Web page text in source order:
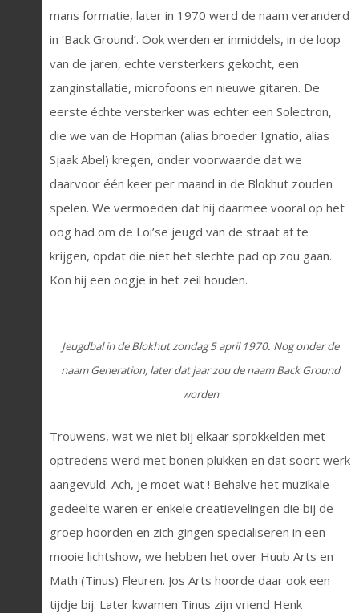
mans formatie, later in 1970 werd de naam veranderd
in ‘Back Ground’. Ook werden er inmiddels, in de loop
van de jaren, echte versterkers gekocht, een
zanginstallatie, microfoons en nieuwe gitaren. De
eerste échte versterker was echter een Solectron,
die we van de Hopman (alias broeder Ignatio, alias
Sjaak Abel) kregen, onder voorwaarde dat we
daarvoor één keer per maand in de Blokhut zouden
spelen. We vermoeden dat hij daarmee vooral op het
oog had om de Loi’se jeugd van de straat af te
krijgen, opdat die niet het slechte pad op zou gaan.
Kon hij een oogje in het zeil houden.
Jeugdbal in de Blokhut zondag 5 april 1970. Nog onder de
naam Generation, later dat jaar zou de naam Back Ground
worden
Trouwens, wat we niet bij elkaar sprokkelden met
optredens werd met bonen plukken en dat soort werk
aangevuld. Ach, je moet wat ! Behalve het muzikale
gedeelte waren er enkele creatievelingen die bij de
groep hoorden en zich gingen specialiseren in een
mooie lichtshow, we hebben het over Huub Arts en
Math (Tinus) Fleuren. Jos Arts hoorde daar ook een
tijdje bij. Later kwamen Tinus zijn vriend Henk